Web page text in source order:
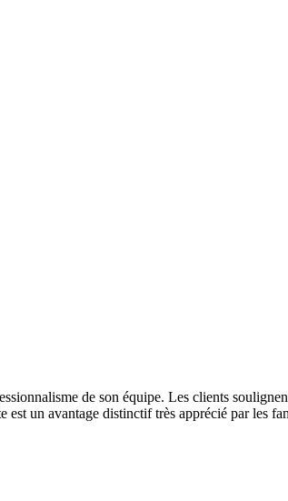
de son équipe. Les clients
un avantage distinctif très apprécié par les